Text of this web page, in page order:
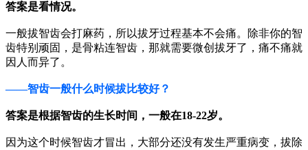
答案是看情况。
一般拔智齿会打麻药，所以拔牙过程基本不会痛。除非你的智
齿特别顽固，是骨粘连智齿，那就需要微创拔牙了，痛不痛就
因人而异了。
——智齿一般什么时候拔比较好？
答案是根据智齿的生长时间，一般在18-22岁。
因为这个时候智齿才冒出，大部分还没有发生严重病变，拔除